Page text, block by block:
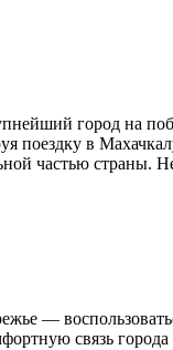
город на
поездку в
частью страны.
—
связь